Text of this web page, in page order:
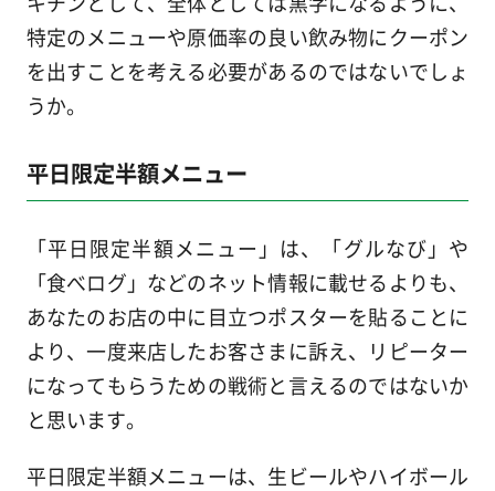
特定のメニューや原価率の良い飲み物にクーポン
を出すことを考える必要があるのではないでしょ
うか。
平日限定半額メニュー
「平日限定半額メニュー」は、「グルなび」や
「食べログ」などのネット情報に載せるよりも、
あなたのお店の中に目立つポスターを貼ることに
より、一度来店したお客さまに訴え、リピーター
になってもらうための戦術と言えるのではないか
と思います。
平日限定半額メニューは、生ビールやハイボール